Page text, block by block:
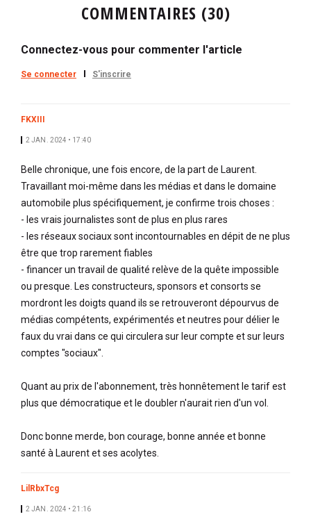
COMMENTAIRES (30)
Connectez-vous pour commenter l'article
Se connecter S'inscrire
FKXIII
2 JAN. 2024 • 17:40
Belle chronique, une fois encore, de la part de Laurent.
Travaillant moi-même dans les médias et dans le domaine
automobile plus spécifiquement, je confirme trois choses :
- les vrais journalistes sont de plus en plus rares
- les réseaux sociaux sont incontournables en dépit de ne plus
être que trop rarement fiables
- financer un travail de qualité relève de la quête impossible
ou presque. Les constructeurs, sponsors et consorts se
mordront les doigts quand ils se retrouveront dépourvus de
médias compétents, expérimentés et neutres pour délier le
faux du vrai dans ce qui circulera sur leur compte et sur leurs
comptes "sociaux".
Quant au prix de l'abonnement, très honnêtement le tarif est
plus que démocratique et le doubler n'aurait rien d'un vol.
Donc bonne merde, bon courage, bonne année et bonne
santé à Laurent et ses acolytes.
LilRbxTcg
2 JAN. 2024 • 21:16